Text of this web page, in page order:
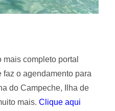
completo portal
faz o agendamento para
do Campeche, Ilha de
mais.Clique aqui